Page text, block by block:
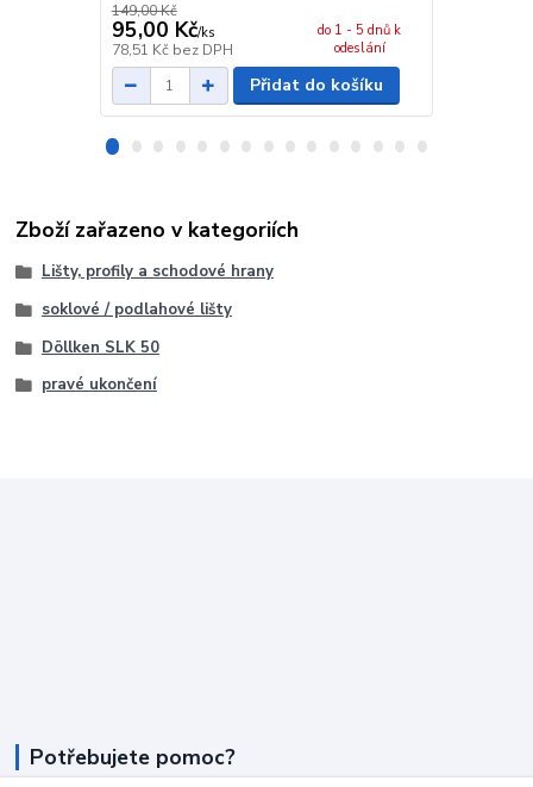
149,00 Kč
95,00 Kč/ks
78,51 Kč bez DPH
do 1 - 5 dnů k
odeslání
Přidat do košíku
Zboží zařazeno v kategoriích
Lišty, profily a schodové hrany
soklové / podlahové lišty
Döllken SLK 50
pravé ukončení
Potřebujete pomoc?